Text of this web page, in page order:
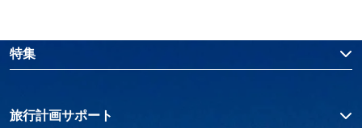
特集
旅行計画サポート